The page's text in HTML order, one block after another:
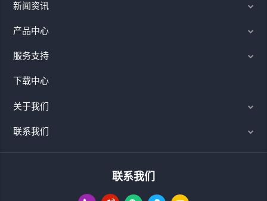
新闻资讯
产品中心
服务支持
下载中心
关于我们
联系我们
联系我们